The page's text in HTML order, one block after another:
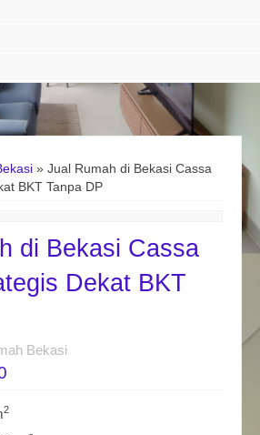
» Jual Rumah di Bekasi Cassa
BKT Tanpa DP
di Bekasi Cassa
Dekat BKT
Bekasi
2